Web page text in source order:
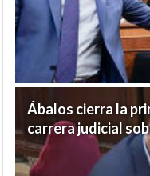
Ábalos cierra la
carrera judicial